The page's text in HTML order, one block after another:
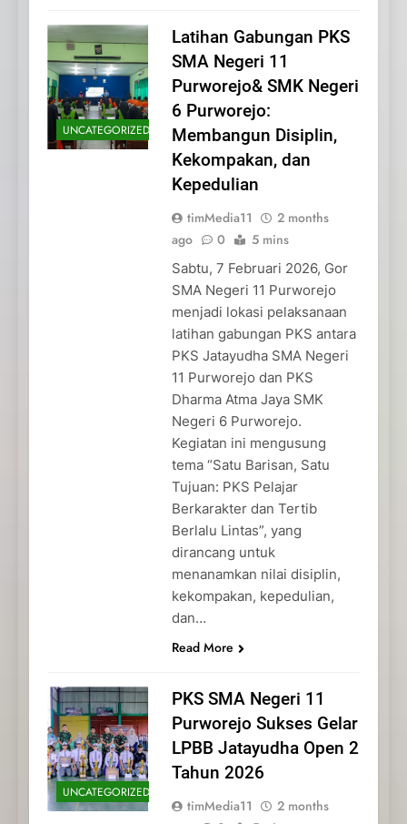
UNCATEGORIZED
Latihan Gabungan PKS
SMA Negeri 11
Purworejo& SMK Negeri
6 Purworejo:
Membangun Disiplin,
Kekompakan, dan
Kepedulian
timMedia11
2 months
ago
0 5 mins
Sabtu, 7 Februari 2026, Gor
SMA Negeri 11 Purworejo
menjadi lokasi pelaksanaan
latihan gabungan PKS antara
PKS Jatayudha SMA Negeri
11 Purworejo dan PKS
Dharma Atma Jaya SMK
Negeri 6 Purworejo.
Kegiatan ini mengusung
tema “Satu Barisan, Satu
Tujuan: PKS Pelajar
Berkarakter dan Tertib
Berlalu Lintas”, yang
dirancang untuk
menanamkan nilai disiplin,
kekompakan, kepedulian,
dan…
Read More
UNCATEGORIZED
PKS SMA Negeri 11
Purworejo Sukses Gelar
LPBB Jatayudha Open 2
Tahun 2026
timMedia11
2 months